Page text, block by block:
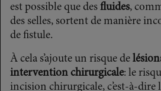
est possible que des fluides,
des selles, sortent de manière
de fistule.
À cela s’ajoute un risque de
intervention chirurgicale: le
incision chirurgicale, c’est-à-dire